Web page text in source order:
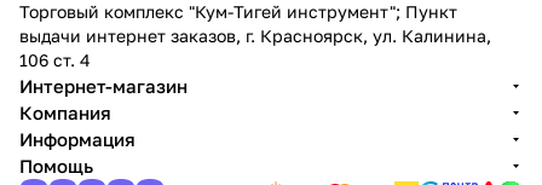
Торговый комплекс "Кум-Тигей инструмент"; Пункт
выдачи интернет заказов, г. Красноярск, ул. Калинина,
106 ст. 4
Интернет-магазин
Компания
Информация
Помощь